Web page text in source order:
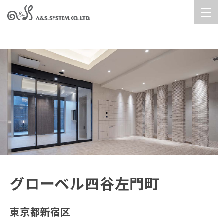
グローベル四谷左門町
東京都新宿区